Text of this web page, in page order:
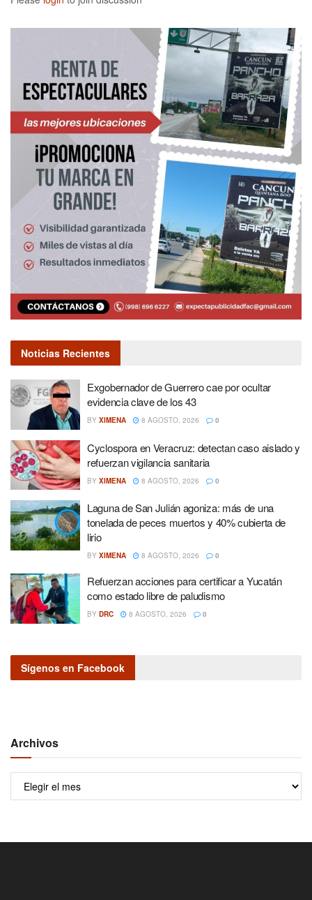
Noticias Recientes
Exgobernador de Guerrero cae por ocultar
evidencia clave de los 43
BY XIMENA 8 AGOSTO, 2026 0
Cyclospora en Veracruz: detectan caso aislado y
refuerzan vigilancia sanitaria
BY XIMENA 8 AGOSTO, 2026 0
Laguna de San Julián agoniza: más de una
tonelada de peces muertos y 40% cubierta de
lirio
BY XIMENA 8 AGOSTO, 2026 0
Refuerzan acciones para certificar a Yucatán
como estado libre de paludismo
BY DRC 8 AGOSTO, 2026 0
Sígenos en Facebook
Archivos